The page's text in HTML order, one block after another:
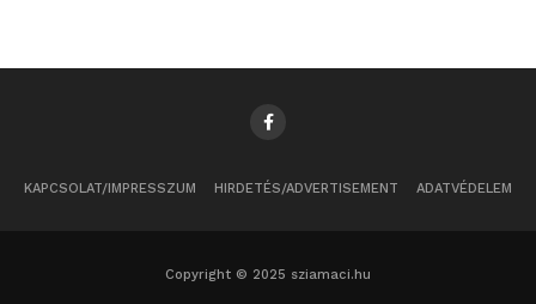
KAPCSOLAT/IMPRESSZUM HIRDETÉS/ADVERTISEMENT ADATVÉDELEM
Copyright © 2025 sziamaci.hu